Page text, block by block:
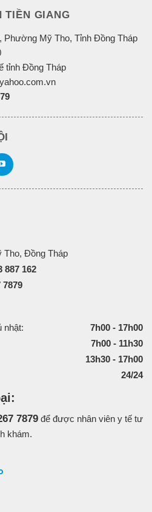
TIỀN GIANG
Mỹ Tho, Tỉnh Đồng Tháp
tỉnh Đồng Tháp
Tho, Đồng Tháp
887 162
7879
nhật:
7h00 - 17h00
7h00 - 11h30
13h30 - 17h00
24/24
7879 để được nhân viên y tế tư
khám.